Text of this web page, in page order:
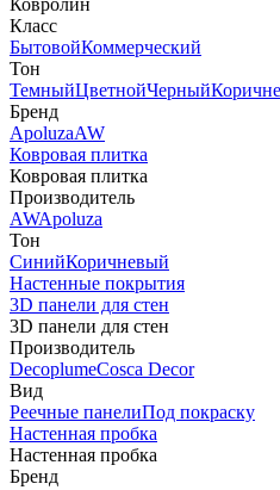
Ковролин
Класс
БытовойКоммерческий
Тон
ТемныйЦветнойЧерный
Бренд
ApoluzaAW
Ковровая плитка
Ковровая плитка
Производитель
AWApoluza
Тон
СинийКоричневый
Настенные покрытия
3D панели для стен
3D панели для стен
Производитель
DecoplumeCosca Decor
Вид
Реечные панелиПод покраску
Настенная пробка
Настенная пробка
Бренд